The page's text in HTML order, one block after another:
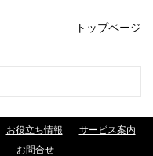
トップページ
お役立ち情報
サービス案内
お問合せ